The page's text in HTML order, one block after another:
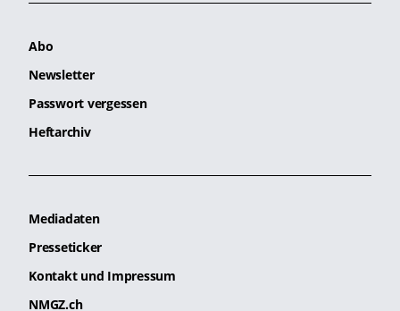
Abo
Newsletter
Passwort vergessen
Heftarchiv
Mediadaten
Presseticker
Kontakt und Impressum
NMGZ.ch